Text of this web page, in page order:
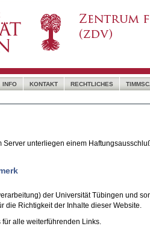
INFO KONTAKT RECHTLICHES
Server unterliegen einem
der Universität Tübingen und
die Richtigkeit der Inhalte dieser Website.
alle weiterführenden Links.